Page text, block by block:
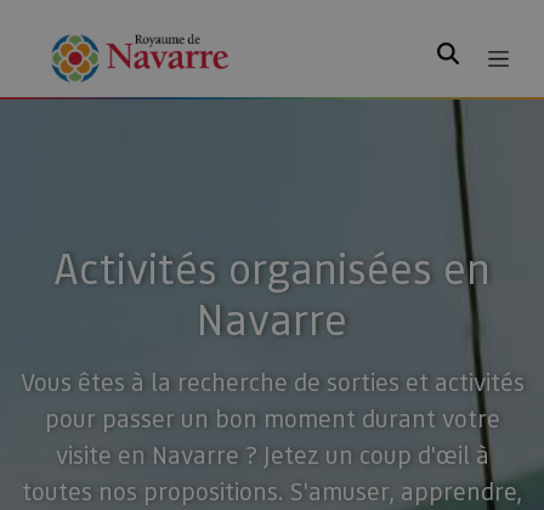
Rechercher
Activités organisées en
Navarre
Vous êtes à la recherche de sorties et activités
pour passer un bon moment durant votre
visite en Navarre ? Jetez un coup d'œil à
toutes nos propositions. S'amuser, apprendre,